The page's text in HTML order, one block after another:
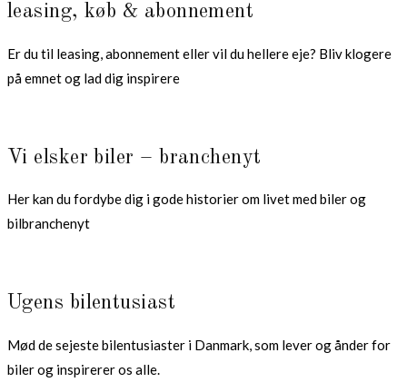
leasing, køb & abonnement
Er du til leasing, abonnement eller vil du hellere eje? Bliv klogere
på emnet og lad dig inspirere
Vi elsker biler – branchenyt
Her kan du fordybe dig i gode historier om livet med biler og
bilbranchenyt
Ugens bilentusiast
Mød de sejeste bilentusiaster i Danmark, som lever og ånder for
biler og inspirerer os alle.